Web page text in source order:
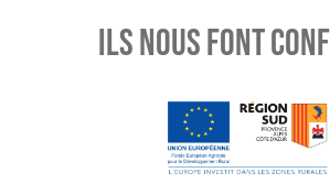
ILS NOUS FONT